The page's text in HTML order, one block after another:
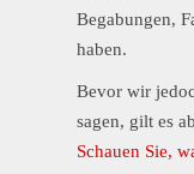
Begabungen,
haben.
Bevor wir
sagen, gilt es
Schauen Sie,